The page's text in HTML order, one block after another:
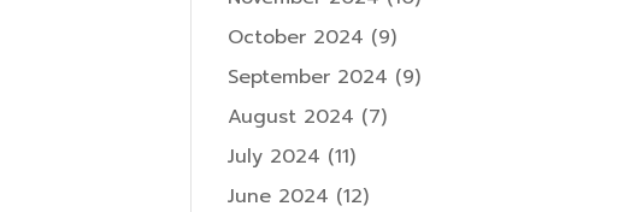
October 2024 (9)
September 2024 (9)
August 2024 (7)
July 2024 (11)
June 2024 (12)